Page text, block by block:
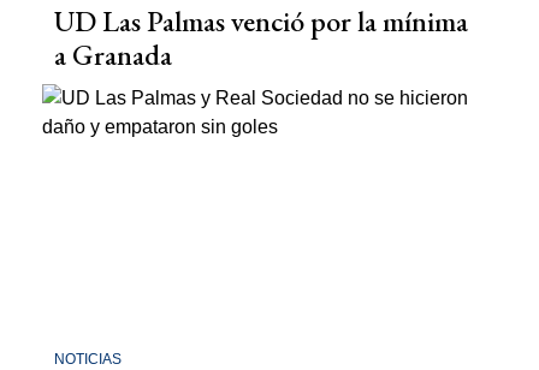
UD Las Palmas venció por la mínima
a Granada
NOTICIAS